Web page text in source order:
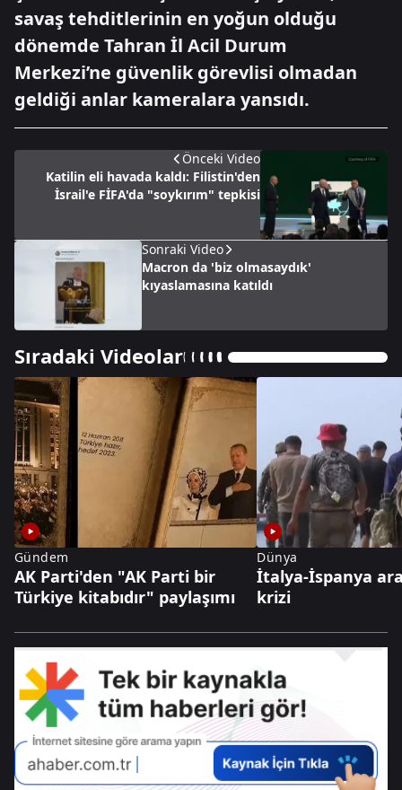
savaş tehditlerinin en yoğun olduğu
dönemde Tahran İl Acil Durum
Merkezi’ne güvenlik görevlisi olmadan
geldiği anlar kameralara yansıdı.
Önceki Video
Katilin eli havada kaldı: Filistin'den
İsrail'e FİFA'da "soykırım" tepkisi
Sonraki Video
Macron da 'biz olmasaydık'
kıyaslamasına katıldı
Sıradaki Videolar
Gündem
AK Parti'den "AK Parti bir
Türkiye kitabıdır" paylaşımı
Dünya
İtalya-İspanya
krizi